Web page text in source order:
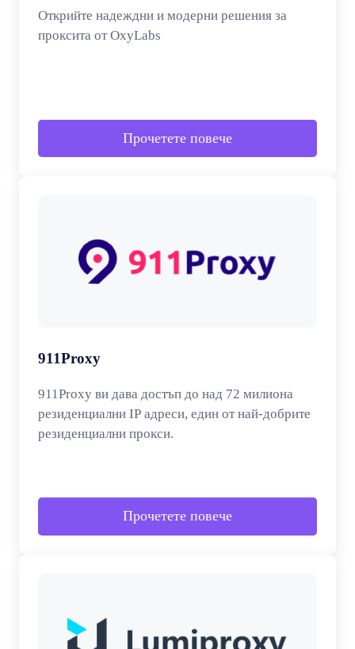
Открийте надеждни и модерни решения за
проксита от OxyLabs
Прочетете повече
911Proxy
911Proxy ви дава достъп до над 72 милиона
резиденциални IP адреси, един от най-добрите
резиденциални прокси.
Прочетете повече